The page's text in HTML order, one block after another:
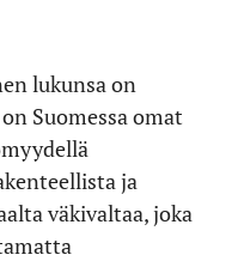
lukunsa on
Suomessa omat
ja
väkivaltaa, joka